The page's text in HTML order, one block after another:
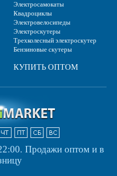
Электросамокаты
Квадроциклы
Электровелосипеды
Электроскутеры
Трехколесный электроскутер
Бензиновые скутеры
КУПИТЬ ОПТОМ
Продажи оптом и в